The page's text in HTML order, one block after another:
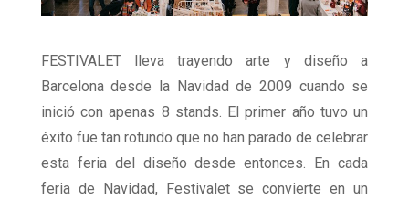
FESTIVALET lleva trayendo arte y diseño a
Barcelona desde la Navidad de 2009 cuando se
inició con apenas 8 stands. El primer año tuvo un
éxito fue tan rotundo que no han parado de celebrar
esta feria del diseño desde entonces. En cada
feria de Navidad, Festivalet se convierte en un